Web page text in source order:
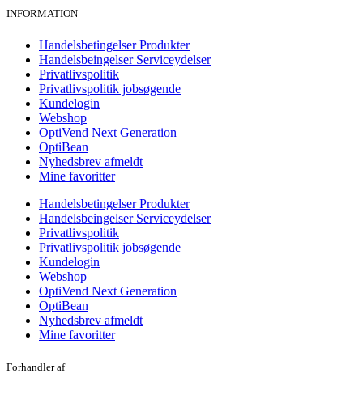
INFORMATION
Handelsbetingelser Produkter
Handelsbeingelser Serviceydelser
Privatlivspolitik
Privatlivspolitik jobsøgende
Kundelogin
Webshop
OptiVend Next Generation
OptiBean
Nyhedsbrev afmeldt
Mine favoritter
Handelsbetingelser Produkter
Handelsbeingelser Serviceydelser
Privatlivspolitik
Privatlivspolitik jobsøgende
Kundelogin
Webshop
OptiVend Next Generation
OptiBean
Nyhedsbrev afmeldt
Mine favoritter
Forhandler af